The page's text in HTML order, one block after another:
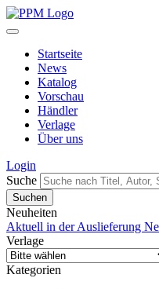
Startseite
News
Katalog
Vorschau
Händler
Verlage
Über uns
Login
Suche
Neuheiten
Aktuell in der Auslieferung
Verlage
Kategorien